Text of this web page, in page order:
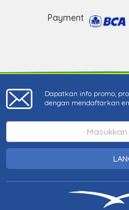
Payment
Dapatkan info promo,
dengan mendaftarkan